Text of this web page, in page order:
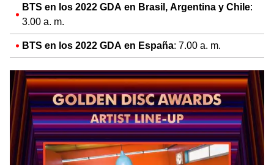
BTS en los 2022 GDA en Brasil, Argentina y Chile:
3.00 a. m.
BTS en los 2022 GDA en España: 7.00 a. m.